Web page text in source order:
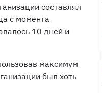
составлял
с момента
10 дней и
максимум
был хоть